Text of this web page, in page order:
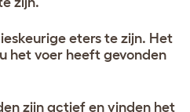
eters te zijn. Het
het voer heeft gevonden
zijn actief en vinden het